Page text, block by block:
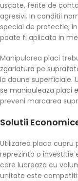
uscate, ferite de
agresivi. In conditii
special de protectie,
poate fi aplicata in
Manipularea placi
zgariatura pe
la daune superficiale.
se manipuleaza placi
preveni marcarea
Solutii
Utilizarea placa cupru
reprezinta o investitie
care lucreaza cu
unitate este